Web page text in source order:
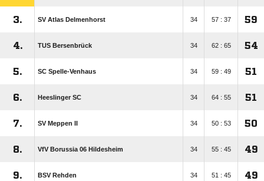
3. SV Atlas Delmenhorst 34 57 : 37 59
4. TUS Bersenbrück 34 62 : 65 54
5. SC Spelle-Venhaus 34 59 : 49 51
6. Heeslinger SC 34 64 : 55 51
7. SV Meppen II 34 50 : 53 50
8. VfV Borussia 06 Hildesheim 34 55 : 45 49
9. BSV Rehden 34 51 : 45 49